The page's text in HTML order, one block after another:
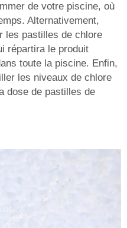
de votre piscine, où
Alternativement,
les pastilles de chlore
répartira le produit
toute la piscine. Enfin,
les niveaux de chlore
dose de pastilles de